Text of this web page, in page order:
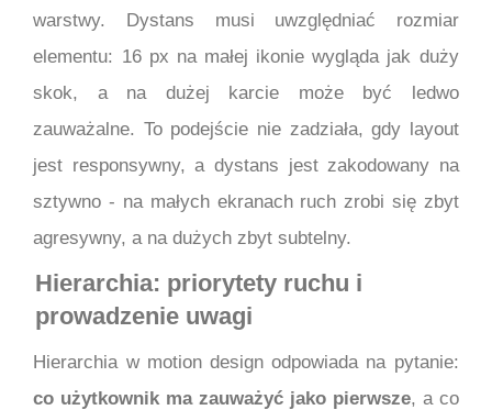
warstwy. Dystans musi uwzględniać rozmiar
elementu: 16 px na małej ikonie wygląda jak duży
skok, a na dużej karcie może być ledwo
zauważalne. To podejście nie zadziała, gdy layout
jest responsywny, a dystans jest zakodowany na
sztywno - na małych ekranach ruch zrobi się zbyt
agresywny, a na dużych zbyt subtelny.
Hierarchia: priorytety ruchu i
prowadzenie uwagi
Hierarchia w motion design odpowiada na pytanie:
co użytkownik ma zauważyć jako pierwsze, a co